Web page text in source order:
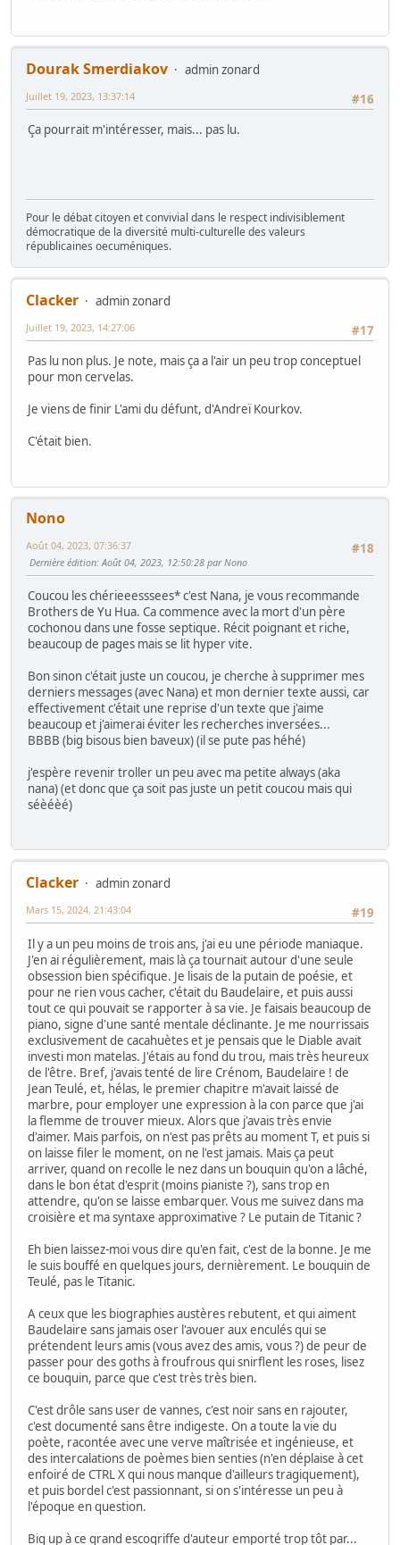
Dourak Smerdiakov
admin zonard
#16
Juillet 19, 2023, 13:37:14
Ça pourrait m'intéresser, mais... pas lu.
Pour le débat citoyen et convivial dans le respect indivisiblement
démocratique de la diversité multi-culturelle des valeurs
républicaines oecuméniques.
Clacker
admin zonard
#17
Juillet 19, 2023, 14:27:06
Pas lu non plus. Je note, mais ça a l'air un peu trop conceptuel
pour mon cervelas.
Je viens de finir L'ami du défunt, d'Andreï Kourkov.
C'était bien.
Nono
#18
Août 04, 2023, 07:36:37
Dernière édition: Août 04, 2023, 12:50:28 par Nono
Coucou les chérieeesssees* c'est Nana, je vous recommande
Brothers de Yu Hua. Ca commence avec la mort d'un père
cochonou dans une fosse septique. Récit poignant et riche,
beaucoup de pages mais se lit hyper vite.
Bon sinon c'était juste un coucou, je cherche à supprimer mes
derniers messages (avec Nana) et mon dernier texte aussi, car
effectivement c'était une reprise d'un texte que j'aime
beaucoup et j'aimerai éviter les recherches inversées...
BBBB (big bisous bien baveux) (il se pute pas héhé)
j'espère revenir troller un peu avec ma petite always (aka
nana) (et donc que ça soit pas juste un petit coucou mais qui
séèéèé)
Clacker
admin zonard
#19
Mars 15, 2024, 21:43:04
Il y a un peu moins de trois ans, j'ai eu une période maniaque.
J'en ai régulièrement, mais là ça tournait autour d'une seule
obsession bien spécifique. Je lisais de la putain de poésie, et
pour ne rien vous cacher, c'était du Baudelaire, et puis aussi
tout ce qui pouvait se rapporter à sa vie. Je faisais beaucoup de
piano, signe d'une santé mentale déclinante. Je me nourrissais
exclusivement de cacahuètes et je pensais que le Diable avait
investi mon matelas. J'étais au fond du trou, mais très heureux
de l'être. Bref, j'avais tenté de lire Crénom, Baudelaire ! de
Jean Teulé, et, hélas, le premier chapitre m'avait laissé de
marbre, pour employer une expression à la con parce que j'ai
la flemme de trouver mieux. Alors que j'avais très envie
d'aimer. Mais parfois, on n'est pas prêts au moment T, et puis si
on laisse filer le moment, on ne l'est jamais. Mais ça peut
arriver, quand on recolle le nez dans un bouquin qu'on a lâché,
dans le bon état d'esprit (moins pianiste ?), sans trop en
attendre, qu'on se laisse embarquer. Vous me suivez dans ma
croisière et ma syntaxe approximative ? Le putain de Titanic ?
Eh bien laissez-moi vous dire qu'en fait, c'est de la bonne. Je me
le suis bouffé en quelques jours, dernièrement. Le bouquin de
Teulé, pas le Titanic.
A ceux que les biographies austères rebutent, et qui aiment
Baudelaire sans jamais oser l'avouer aux enculés qui se
prétendent leurs amis (vous avez des amis, vous ?) de peur de
passer pour des goths à froufrous qui snirflent les roses, lisez
ce bouquin, parce que c'est très très bien.
C'est drôle sans user de vannes, c'est noir sans en rajouter,
c'est documenté sans être indigeste. On a toute la vie du
poète, racontée avec une verve maîtrisée et ingénieuse, et
des intercalations de poèmes bien senties (n'en déplaise à cet
enfoiré de CTRL X qui nous manque d'ailleurs tragiquement),
et puis bordel c'est passionnant, si on s'intéresse un peu à
l'époque en question.
Big up à ce grand escogriffe d'auteur emporté trop tôt par...